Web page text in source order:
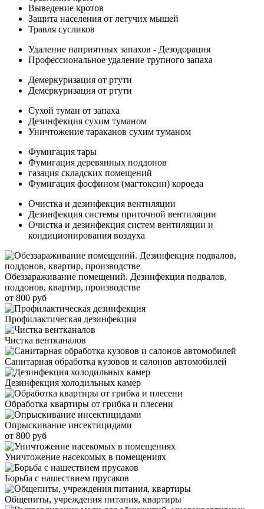
Выведение кротов
Защита населения от летучих мышей
Травля сусликов
Удаление наприятных запахов - Дезодорация
Профессиональное удаление трупного запаха
Демеркуризация от ртути
Демеркуризация от ртути
Сухой туман от запаха
Дезинфекция сухим туманом
Уничтожение тараканов сухим туманом
Фумигация тары
Фумигация деревянных поддонов
газация складских помещений
Фумигация фосфином (магтоксин) короеда
Очистка и дезинфекция вентиляции
Дезинфекция системы приточной вентиляции
Очистка и дезинфекция систем вентиляции и
кондиционирования воздуха
Обеззараживание помещений. Дезинфекция подвалов,
поддонов, квартир, производстве
от 800 руб
Профилактическая дезинфекция
Чистка вентканалов
Санитарная обработка кузовов и салонов автомобилей
Дезинфекция холодильных камер
Обработка квартиры от грибка и плесени
Опрыскивание инсектицидами
от 800 руб
Уничтожение насекомых в помещениях
Борьба с нашествием прусаков
Общепиты, учреждения питания, квартиры